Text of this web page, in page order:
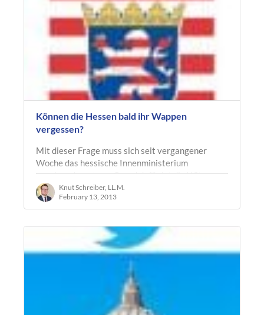
Können die Hessen bald ihr Wappen
vergessen?
Mit dieser Frage muss sich seit vergangener
Woche das hessische Innenministerium
auseinandersetzen. Grund dafür ist die Witwe
desjenigen Künstlers, der im Jahr 1949 das…
Knut Schreiber, LL.M.
February 13, 2013